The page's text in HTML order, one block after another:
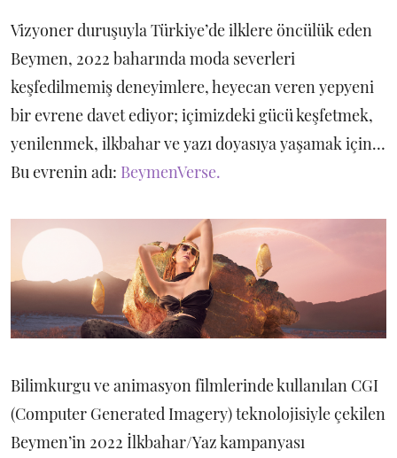
Vizyoner duruşuyla Türkiye’de ilklere öncülük eden
Beymen, 2022 baharında moda severleri
keşfedilmemiş deneyimlere, heyecan veren yepyeni
bir evrene davet ediyor; içimizdeki gücü keşfetmek,
yenilenmek, ilkbahar ve yazı doyasıya yaşamak için…
Bu evrenin adı: BeymenVerse.
Bilimkurgu ve animasyon filmlerinde kullanılan CGI
(Computer Generated Imagery) teknolojisiyle çekilen
Beymen’in 2022 İlkbahar/Yaz kampanyası